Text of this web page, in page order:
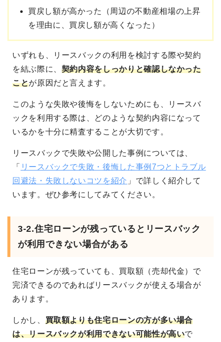
買戻し額が高かった（周辺の不動産相場の上昇
を理由に、買戻し額が高くなった）
いずれも、リースバックの利用を検討する際や契約
を結ぶ際に、 契約内容をしっかりと確認しなかった
ことが原因だと言えます。
このような失敗や後悔をしないためにも、リースバ
ックを利用する際は、どのような契約内容になって
いるかを十分に精査することが大切です。
リースバックで失敗や公開した事例については、
「 リースバックで失敗・後悔した事例7つとトラブル
回避法・失敗しないコツを紹介 」で詳しく紹介して
います。ぜひ参考にしてみてください。
3-2.住宅ローンが残っているとリースバック
が利用できない場合がある
住宅ローンが残っていても、買取額（売却代金）で
完済できるのであればリースバックが使える場合が
あります。
しかし、 買取額よりも住宅ローンの方が多い場合
は、リースバックが利用できない可能性が高いで